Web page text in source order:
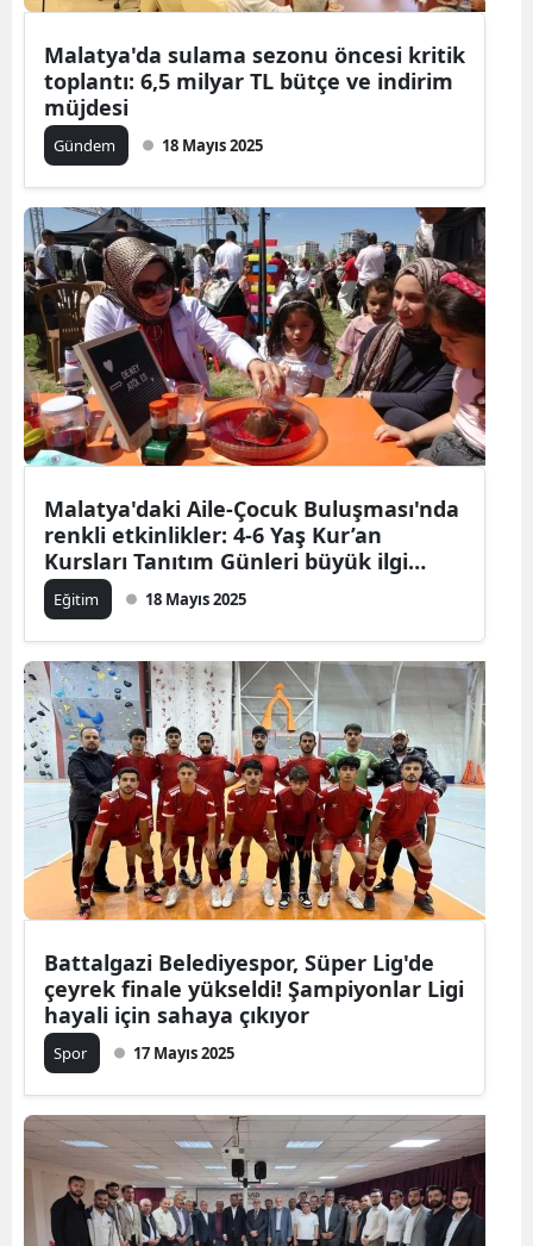
Malatya'da sulama sezonu öncesi kritik
toplantı: 6,5 milyar TL bütçe ve indirim
müjdesi
Gündem 18 Mayıs 2025
Malatya'daki Aile-Çocuk Buluşması'nda
renkli etkinlikler: 4-6 Yaş Kur’an
Kursları Tanıtım Günleri büyük ilgi
gördü
Eğitim 18 Mayıs 2025
Battalgazi Belediyespor, Süper Lig'de
çeyrek finale yükseldi! Şampiyonlar Ligi
hayali için sahaya çıkıyor
Spor 17 Mayıs 2025